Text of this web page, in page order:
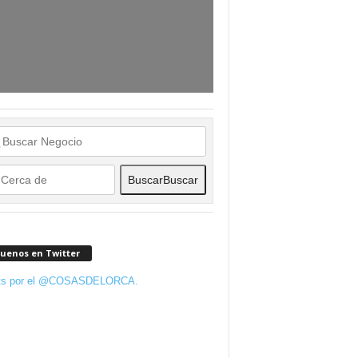
BuscarBuscar
en Twitter
por el @COSASDELORCA.